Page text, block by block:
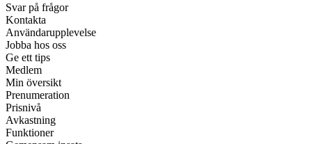
Svar på frågor
Kontakta
Användarupplevelse
Jobba hos oss
Ge ett tips
Medlem
Min översikt
Prenumeration
Prisnivå
Avkastning
Funktioner